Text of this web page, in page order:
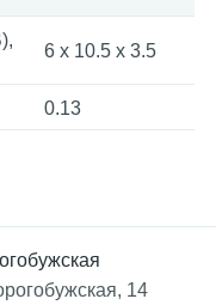
6 x 10.5 x 3.5
0.13
14